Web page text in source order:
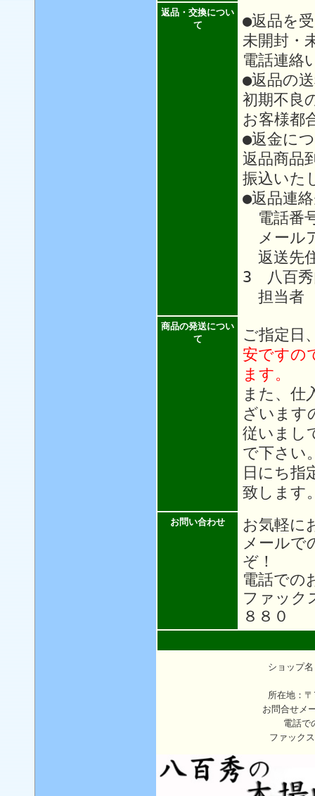
返品・交換につい
て
●返品を
未開封・
電話連絡
●返品の
初期不良
お客様都
●返金に
返品商品
振込いた
●返品連
電話番
メール
返送先
3 八百秀
担当者
商品の発送につい
て
ご指定日
安ですの
ます。
また、仕
ざいます
従いまし
で下さい
日にち指
致します
お問い合わせ
お気軽に
メール
ぞ！
電話での
ファック
８８０
ショップ
所在地：
お問合せメ
電話で
ファック